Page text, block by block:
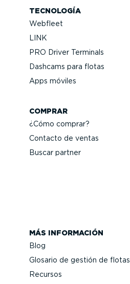
TECNOLOGÍA
Webfleet
LINK
PRO Driver Terminals
Dashcams para flotas
Apps móviles
COMPRAR
¿Cómo comprar?
Contacto de ventas
Buscar partner
MÁS INFORMACIÓN
Blog
Glosario de gestión de flotas
Recursos